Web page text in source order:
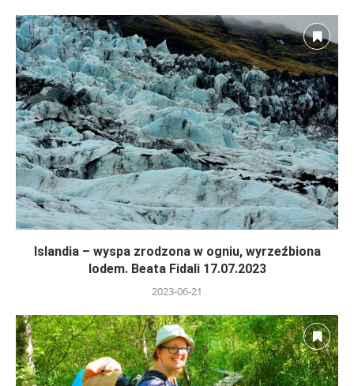
Islandia – wyspa zrodzona w ogniu, wyrzeźbiona
lodem. Beata Fidali 17.07.2023
2023-06-21